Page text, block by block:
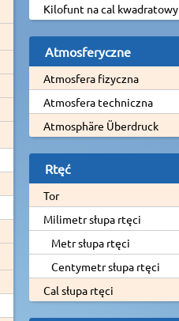
Kilofunt na cal kwadratowy
Atmosferyczne
Atmosfera fizyczna
Atmosfera techniczna
Atmosphäre Überdruck
Rtęć
Tor
Milimetr słupa rtęci
Metr słupa rtęci
Centymetr słupa rtęci
Cal słupa rtęci